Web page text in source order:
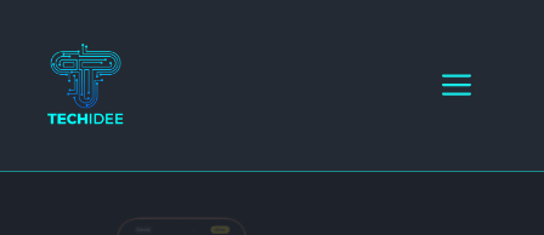
inhoud
Menu